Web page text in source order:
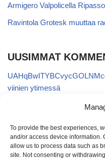
To provide the best experiences,
and/or access device information.
allow us to process data such as
site. Not consenting or
Armigero Valpolicella
Ravintola Grotesk muuttaa
UUSIMMAT
viinien ytimessä
EgVGGttRTxKfbqUaWNglb
AnonymousonKyläviini
Tudelilla Crianza 2018 (Alko